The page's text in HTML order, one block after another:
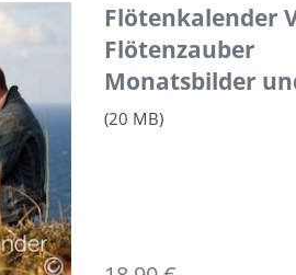
Flötenkalender
Flötenzauber
Monatsbilder
(20 MB)